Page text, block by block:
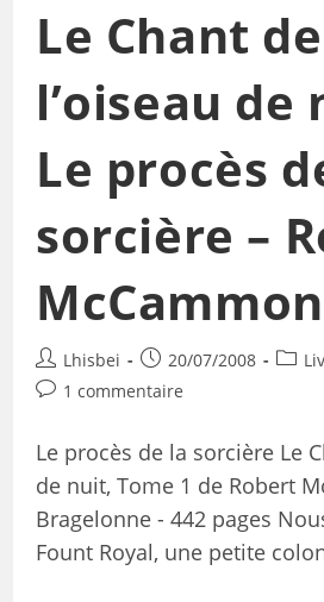
Le Chant de
l’oiseau de
Le procès
sorcière –
McCammon
Lhisbei 20/07/2008
1 commentaire
Le procès de la sorcière Le
de nuit, Tome 1 de Robert
Bragelonne - 442 pages
Fount Royal, une petite